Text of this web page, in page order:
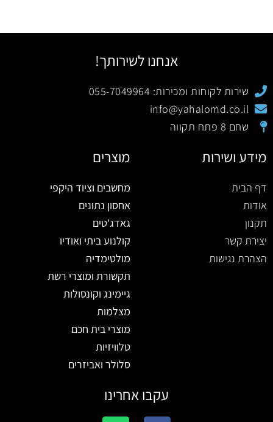
אנחנו לשירותך!
שירות לקוחות ומכירות: 055-7049964
info@yahalomd.co.il
שחם 8 פתח תקווה
מידע ושירות
דף הבית
אודות
תקנון
יצירת קשר
הצהרת נגישות
מוצרים
מחשבים וציוד היקפי
אחסון נתונים
גאדג'טים
קולנוע ביתי ואודיו
מולטימדיה
תקשורת ומוצרי רשת
גיימינג וקונסולות
מצלמות
מוצרי בית חכם
טלוויזיות
סלולר ואביזרים
עקבו אחרינו